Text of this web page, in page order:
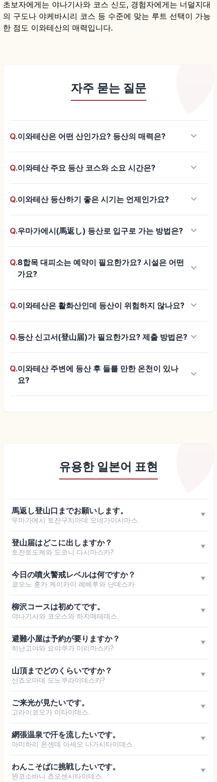
초보자에게는 야나기사와 코스 신도, 경험자에게는 너덜지대
의 구도나 야케바시리 코스 등 수준에 맞는 루트 선택이 가능
한 점도 이와테산의 매력입니다.
자주 묻는 질문
Q.이와테산은 어떤 산인가요? 등산의 매력은? keyboard_arrow_down
Q.이와테산 주요 등산 코스와 소요 시간은? keyboard_arrow_down
Q.이와테산 등산하기 좋은 시기는 언제인가요? keyboard_arrow_down
Q.우마가에시(馬返し) 등산로 입구로 가는 방법은? keyboard_arrow_down
Q.8합목 대피소는 예약이 필요한가요? 시설은 어떤
가요?
keyboard_arrow_down
Q.이와테산은 활화산인데 등산이 위험하지 않나요? keyboard_arrow_down
Q.등산 신고서(登山届)가 필요한가요? 제출 방법은? keyboard_arrow_down
Q.이와테산 주변에 등산 후 들를 만한 온천이 있나
요?
keyboard_arrow_down
유용한 일본어 표현
馬返し登山口までお願いします。
우마가에시 토잔구치마데 오네가이시마스.
▼
登山届はどこに出しますか？
토잔토도케와 도코니 다시마스카?
▼
今日の噴火警戒レベルは何ですか？
쿄오노 훈카 케이카이 레베루와 난데스카
▼
柳沢コースは初めてです。
야나기사와 코오스와 하지메테데스.
▼
避難小屋は予約が要りますか？
히난고야와 요야쿠가 이리마스카?
▼
山頂までどのくらいですか？
산쵸오마데 도노쿠라이데스카?
▼
ご来光が見たいです。
고라이코오가 미타이데스.
▼
網張温泉で汗を流したいです。
아미하리 온센데 아세오 나가시타이데스.
▼
わんこそばに挑戦したいです。
완코소바니 쵸오센시타이데스.
▼